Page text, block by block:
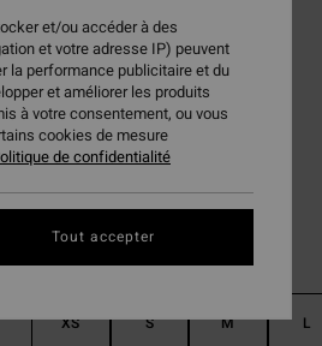
ECO-BONUS
55,95 €
CouleurBlack Pebble
XS S M L
et/ou accéder à des
et votre adresse IP) peuvent
la performance publicitaire et du
et améliorer les produits
à votre consentement, ou vous
cookies de mesure
de confidentialité
Tout accepter